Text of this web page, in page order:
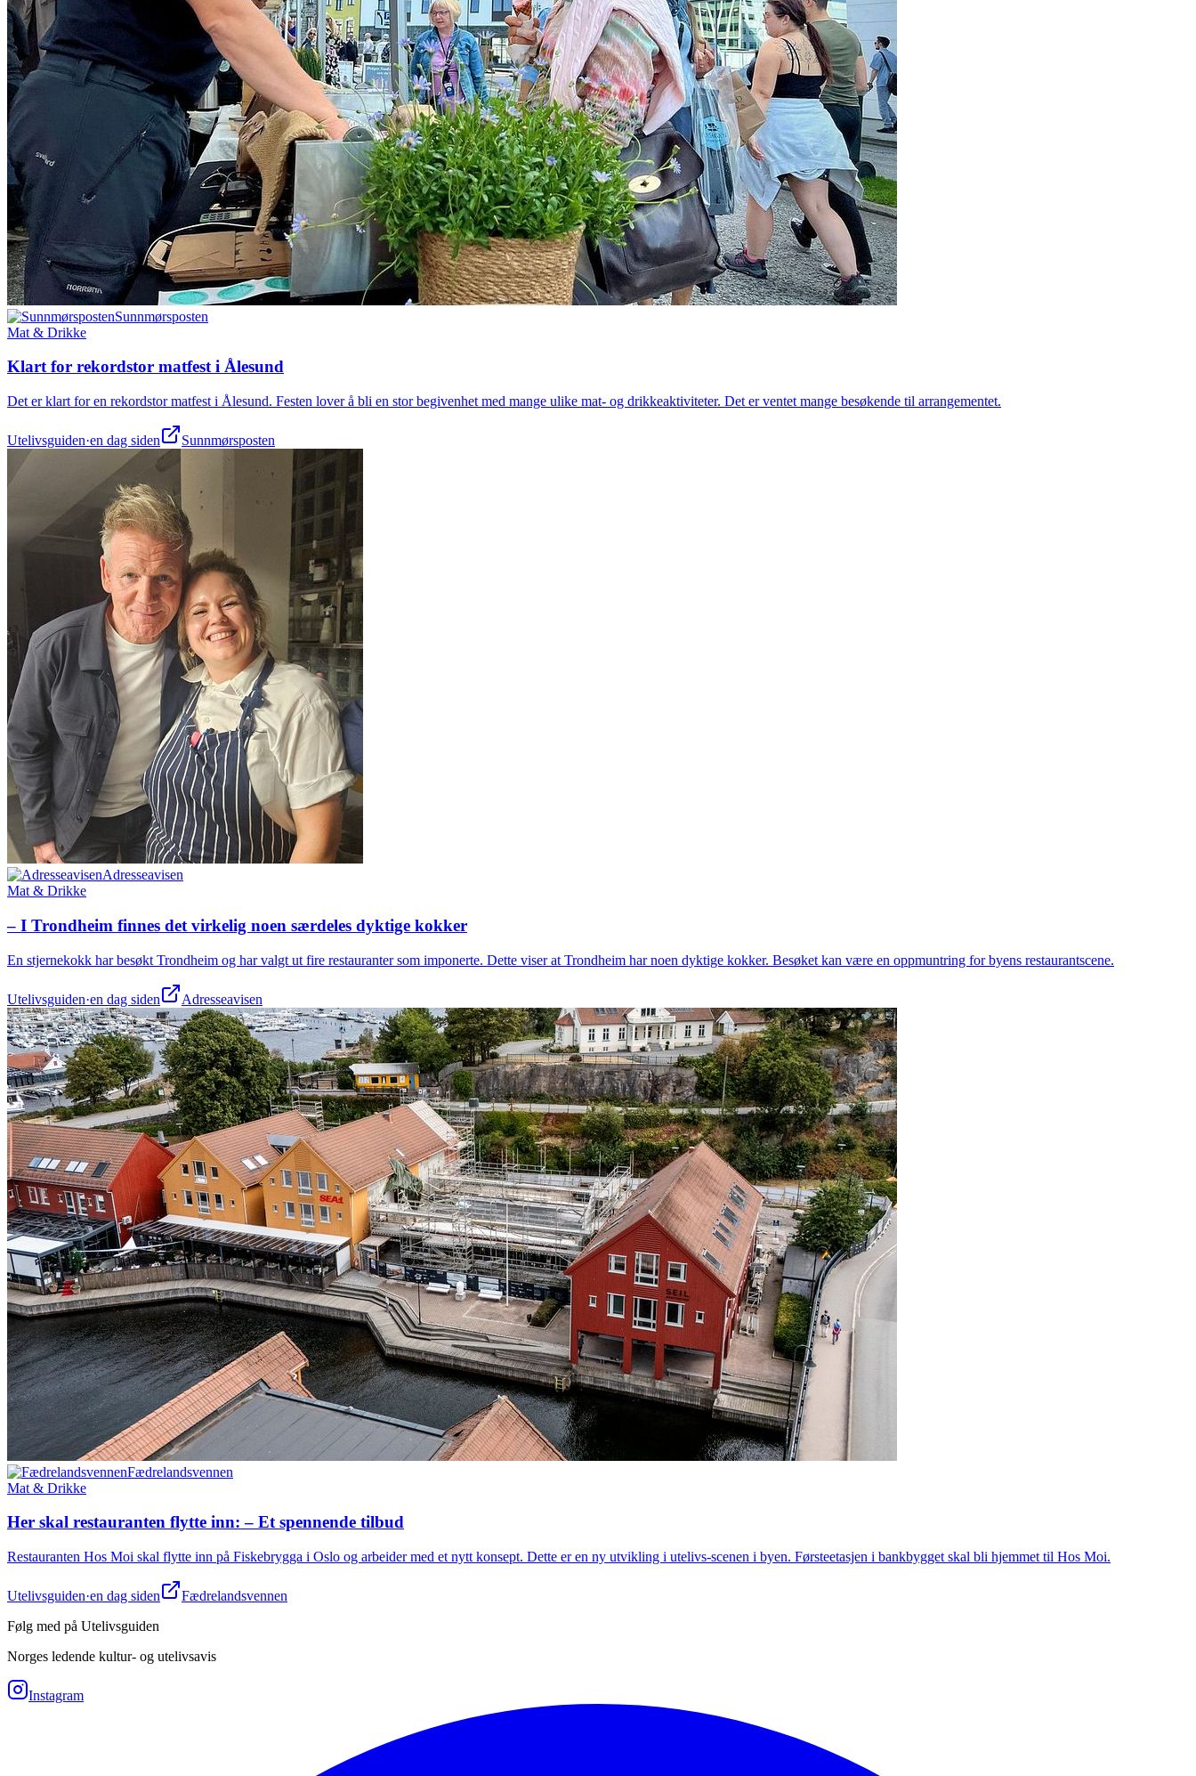
Sunnmørsposten
Mat & Drikke
Klart for rekordstor matfest i Ålesund
Det er klart for en rekordstor matfest i Ålesund. Festen lover å bli en stor begivenhet med mange ulike mat- og drikkeaktiviteter. Det er ventet mange besøkende til arrangementet.
Utelivsguiden·en dag siden Sunnmørsposten
Adresseavisen
Mat & Drikke
– I Trondheim finnes det virkelig noen særdeles dyktige kokker
En stjernekokk har besøkt Trondheim og har valgt ut fire restauranter som imponerte. Dette viser at Trondheim har noen dyktige kokker. Besøket kan være en oppmuntring for byens restaurantscene.
Utelivsguiden·en dag siden Adresseavisen
Fædrelandsvennen
Mat & Drikke
Her skal restau­ranten flytte inn: – Et spennende tilbud
Restauranten Hos Moi skal flytte inn på Fiskebrygga i Oslo og arbeider med et nytt konsept. Dette er en ny utvikling i utelivs-scenen i byen. Førsteetasjen i bankbygget skal bli hjemmet til Hos Moi.
Utelivsguiden·en dag siden
Fædrelandsvennen
Følg med på Utelivsguiden
Norges ledende kultur- og utelivsavis
Instagram